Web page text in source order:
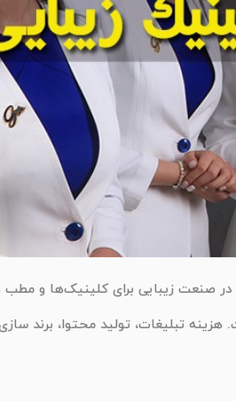
صنعت زیبایی برای کلینیک‌ها و
تبلیغات، تولید محتوا، برند